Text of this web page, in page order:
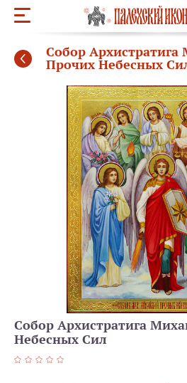
Собор
Прочих Небесных
Собор Архистратига
Небесных Сил